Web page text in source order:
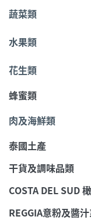
蔬菜類
水果類
花生類
蜂蜜類
肉及海鮮類
泰國土產
干貨及調味品類
COSTA DEL SUD
REGGIA意粉及醬